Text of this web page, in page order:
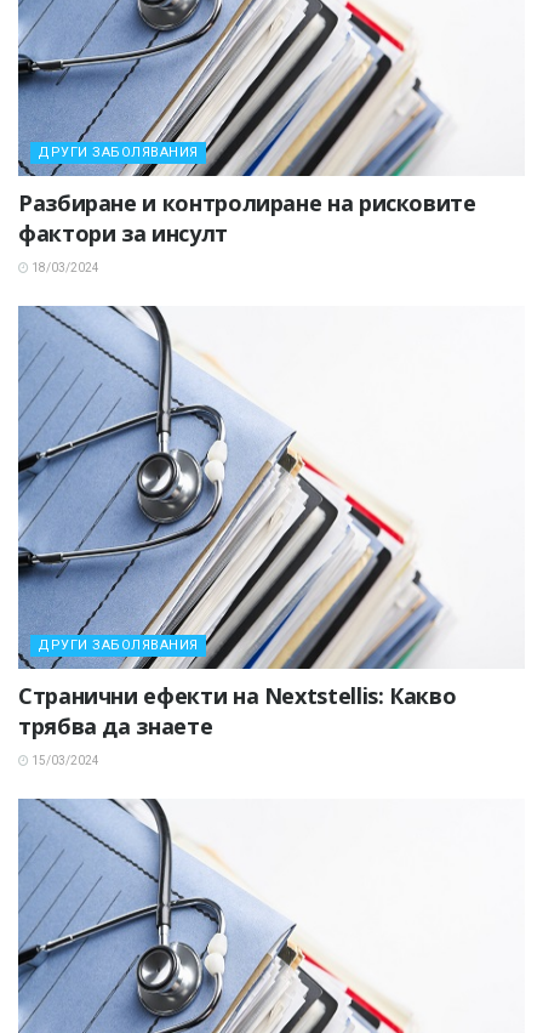
ДРУГИ ЗАБОЛЯВАНИЯ
Разбиране и контролиране на рисковите
фактори за инсулт
18/03/2024
ДРУГИ ЗАБОЛЯВАНИЯ
Странични ефекти на Nextstellis: Какво
трябва да знаете
15/03/2024